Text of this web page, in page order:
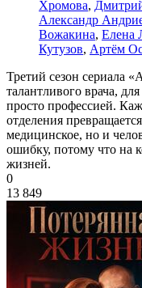
Хромова,
Александр
Вожакина, Елена
Кутузов, Артём
Третий сезон сериала
талантливого врача,
просто профессией.
отделения
медицинское, но и
ошибку, потому что на
жизней.
0
13 849